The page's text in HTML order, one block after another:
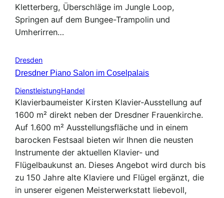
Kletterberg, Überschläge im Jungle Loop,
Springen auf dem Bungee-Trampolin und
Umherirren…
Dresden
Dresdner Piano Salon im Coselpalais
DienstleistungHandel
Klavierbaumeister Kirsten Klavier-Ausstellung auf
1600 m² direkt neben der Dresdner Frauenkirche.
Auf 1.600 m² Ausstellungsfläche und in einem
barocken Festsaal bieten wir Ihnen die neusten
Instrumente der aktuellen Klavier- und
Flügelbaukunst an. Dieses Angebot wird durch bis
zu 150 Jahre alte Klaviere und Flügel ergänzt, die
in unserer eigenen Meisterwerkstatt liebevoll,